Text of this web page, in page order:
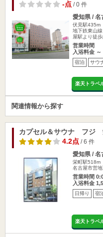
-点 / 0 件
愛知県 / 名
伏見駅435m
地下鉄東山
屋駅より徒
営業時間
入浴料金 ～
宿泊 サウ
楽天トラベ
関連情報から探す
カプセル＆サウナ フジ
4.2点 / 6 件
愛知県 / 名
栄町駅518m
名古屋市営
営業時間
入浴料金
日帰り 宿
楽天トラベ